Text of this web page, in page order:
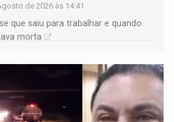
de 2026 às 14:41
que saiu para trabalhar e quando
morta